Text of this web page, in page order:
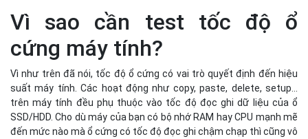
Vì sao cần test tốc độ ổ
cứng máy tính?
Vì như trên đã nói, tốc độ ổ cứng có vai trò quyết định đến hiệu
suất máy tính. Các hoạt động như copy, paste, delete, setup...
trên máy tính đều phụ thuộc vào tốc độ đọc ghi dữ liệu của ổ
SSD/HDD. Cho dù máy của bạn có bộ nhớ RAM hay CPU mạnh mẽ
đến mức nào mà ổ cứng có tốc độ đọc ghi chậm chạp thì cũng vô